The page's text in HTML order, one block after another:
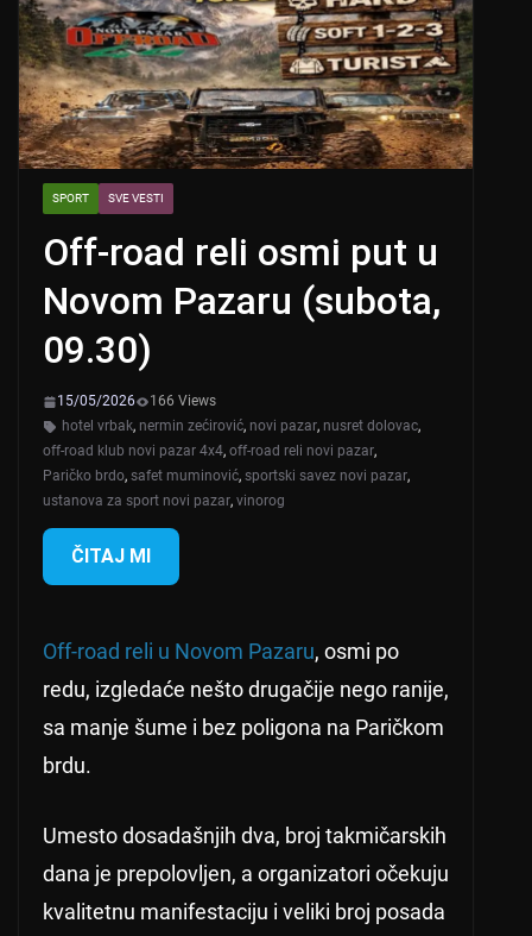
SPORT SVE VESTI
Off-road reli osmi put u
Novom Pazaru (subota,
09.30)
15/05/2026
166 Views
hotel vrbak, nermin zećirović, novi pazar, nusret dolovac,
off-road klub novi pazar 4x4, off-road reli novi pazar,
Paričko brdo, safet muminović, sportski savez novi pazar,
ustanova za sport novi pazar, vinorog
ČITAJ MI
Off-road reli u Novom Pazaru, osmi po
redu, izgledaće nešto drugačije nego ranije,
sa manje šume i bez poligona na Paričkom
brdu.
Umesto dosadašnjih dva, broj takmičarskih
dana je prepolovljen, a organizatori očekuju
kvalitetnu manifestaciju i veliki broj posada